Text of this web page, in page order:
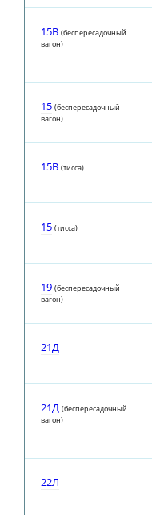
15В (беспересадочный
вагон)
15 (беспересадочный
вагон)
15В (тиcca)
15 (тиcca)
19 (беспересадочный
вагон)
21Д
21Д (беспересадочный
вагон)
22Л